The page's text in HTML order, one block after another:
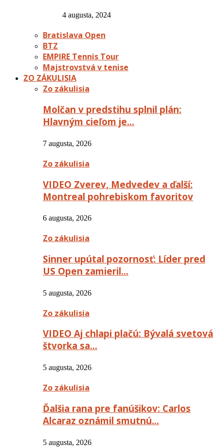
4 augusta, 2024
Bratislava Open
BTZ
EMPIRE Tennis Tour
Majstrovstvá v tenise
ZO ZÁKULISIA
Zo zákulisia
Molčan v predstihu splnil plán:
Hlavným cieľom je…
7 augusta, 2026
Zo zákulisia
VIDEO Zverev, Medvedev a ďalší:
Montreal pohrebiskom favoritov
6 augusta, 2026
Zo zákulisia
Sinner upútal pozornosť: Líder pred
US Open zamieril…
5 augusta, 2026
Zo zákulisia
VIDEO Aj chlapi plačú: Bývalá svetová
štvorka sa…
5 augusta, 2026
Zo zákulisia
Ďalšia rana pre fanúšikov: Carlos
Alcaraz oznámil smutnú…
5 augusta, 2026